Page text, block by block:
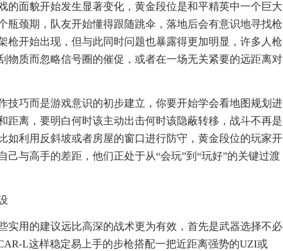
的面貌开始发生显著变化，黄金段位是和平精英中一个巨大
瓶颈期，队友开始懂得跟随跳伞，落地后会有意识地寻找枪
枪开始出现，但与此同时问题也暴露得更加明显，许多人枪
物质而忽略信号圈的催促，或者在一场无关紧要的远距离对
技巧而是游戏意识的初步建立，你要开始学会看地图规划进
距离，要明白何时该主动出击何时该隐蔽转移，战斗不再是
如利用反斜坡或者房屋的窗口进行防守，黄金段位的玩家开
与高手的差距，他们正处于从“会玩”到“玩好”的关键过渡
实用的建议远比高深的战术更为有效，首先是武器选择不必
L这样稳定易上手的步枪搭配一把近距离强势的UZI或